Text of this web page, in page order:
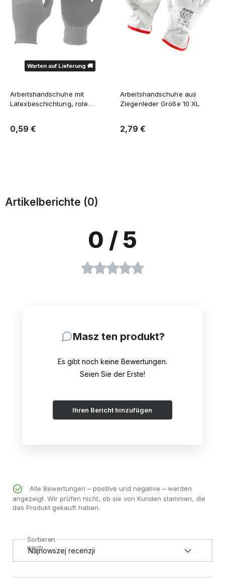
Warten auf Lieferung 🚚
Arbeitshandschuhe mit
Latexbeschichtung, rote
0,59 €
Arbeitshandschuhe aus
Ziegenleder Größe 10 XL
2,79 €
Artikelberichte (0)
0 / 5
Masz ten produkt?
Es gibt noch keine Bewertungen.
Seien Sie der Erste!
Ihren Bericht hinzufügen
Alle Bewertungen – positive und negative – werden
angezeigt. Wir prüfen nicht, ob sie von Kunden stammen, die
das Produkt gekauft haben.
Sortieren
nach